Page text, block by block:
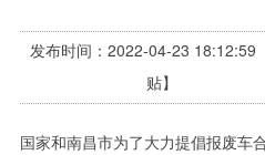
发布时间：2022-04-23
贴】
国家和南昌市为了大力提倡报废车